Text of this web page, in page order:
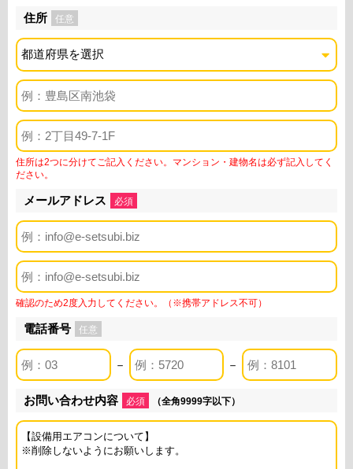
住所 任意
住所は2つに分けてご記入ください。マンション・建物名は必ず記入してく
ださい。
メールアドレス 必須
確認のため2度入力してください。（※携帯アドレス不可）
電話番号 任意
－ －
お問い合わせ内容 必須 （全角9999字以下）